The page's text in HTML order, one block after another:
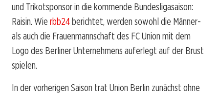
und Trikotsponsor in die kommende Bundesligasaison:
Raisin. Wie rbb24berichtet, werden sowohl die Männer-
als auch die Frauenmannschaft des FC Union mit dem
Logo des Berliner Unternehmens auferlegt auf der Brust
spielen.
In der vorherigen Saison trat Union Berlin zunächst ohne